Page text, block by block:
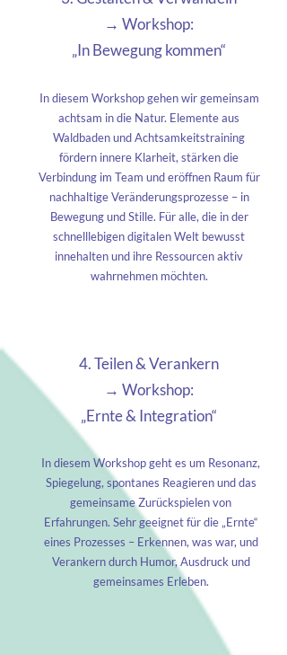
→ Workshop:
„In Bewegung kommen“
In diesem Workshop gehen wir gemeinsam
achtsam in die Natur. Elemente aus
Waldbaden und Achtsamkeitstraining
fördern innere Klarheit, stärken die
Verbindung im Team und eröffnen Raum für
nachhaltige Veränderungsprozesse – in
Bewegung und Stille. Für alle, die in der
schnelllebigen digitalen Welt bewusst
innehalten und ihre Ressourcen aktiv
wahrnehmen möchten.
4. Teilen & Verankern
→ Workshop:
„Ernte & Integration“
In diesem Workshop geht es um Resonanz,
Spiegelung, spontanes Reagieren und das
gemeinsame Zurückspielen von
Erfahrungen. Sehr geeignet für die „Ernte“
eines Prozesses – Erkennen, was war, und
Verankern durch Humor, Ausdruck und
gemeinsames Erleben.